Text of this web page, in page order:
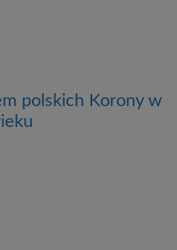
polskich Korony w